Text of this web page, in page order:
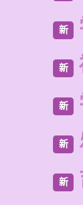
新
新
新
新
新